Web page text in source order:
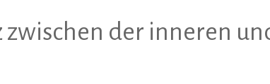
zwischen der inneren